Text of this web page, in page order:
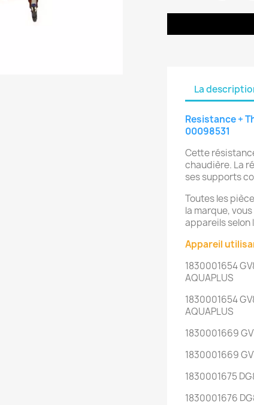
La
Resistance +
00098531
Cette
chaudière. La
ses supports
Toutes les
la marque,
appareils selon
Appareil
1830001654
AQUAPLUS
1830001654
AQUAPLUS
1830001669
1830001669
1830001675
1830001676